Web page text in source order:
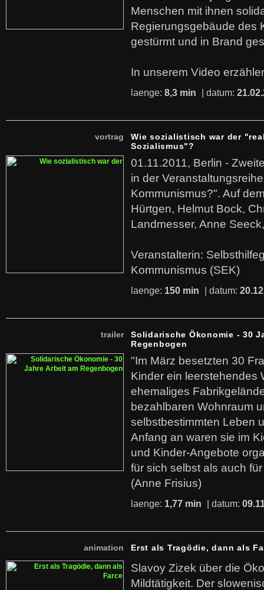
Menschen mit ihnen
Regierungsgebäude des
gestürmt und in Brand
In unserem Video
laenge: 8,3 min | datum:
vortrag
Wie sozialistisch war der
Sozialismus"?
01.11.2011, Berlin -
in der
Kommunismus?". Auf
Hürtgen, Helmut Bock,
Landmesser, Anne
Veranstalterin:
Kommunismus (SEK)
laenge: 150 min | datum:
trailer
Solidarische Ökonomie - 30
Regenbogen
"Im März besetzten 30
Kinder ein leerstehendes
ehemaliges
bezahlbaren Wohnraum
selbstbestimmten Leben
Anfang an waren sie im
und Kinder-Angebote
für sich selbst als auch
(Anne Frisius)
laenge: 1,77 min | datum:
animation Erst als Tragödie, dann als
Slavoy Zizek über die
Mildtätigkeit. Der